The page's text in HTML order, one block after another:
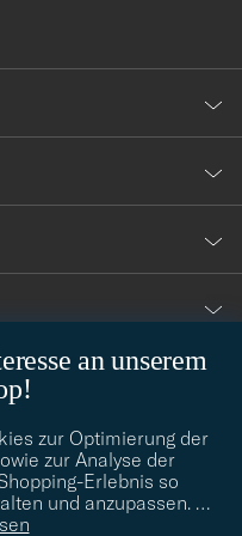
an unserem
zur Optimierung der
zur Analyse der
Erlebnis so
und anzupassen. …
Ihrem persönlichen Stil?
gerne weiter!